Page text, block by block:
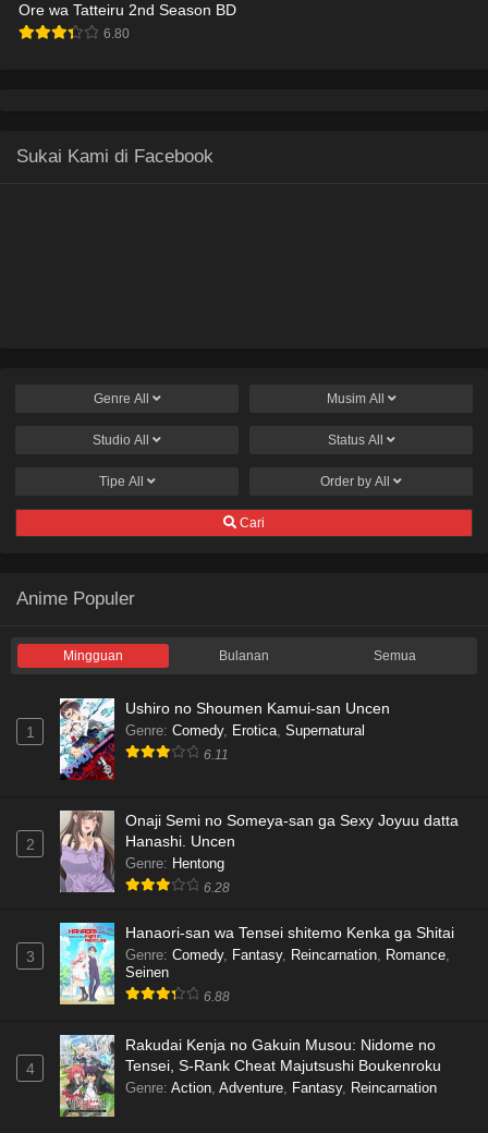
Ore wa Tatteiru 2nd Season BD
6.80
Sukai Kami di Facebook
Genre All Musim All
Studio All Status All
Tipe All Order by All
Cari
Anime Populer
Mingguan Bulanan Semua
1
Ushiro no Shoumen Kamui-san Uncen
Genre: Comedy, Erotica, Supernatural
6.11
2
Onaji Semi no Someya-san ga Sexy Joyuu datta
Hanashi. Uncen
Genre: Hentong
6.28
3
Hanaori-san wa Tensei shitemo Kenka ga Shitai
Genre: Comedy, Fantasy, Reincarnation, Romance,
Seinen
6.88
4
Rakudai Kenja no Gakuin Musou: Nidome no
Tensei, S-Rank Cheat Majutsushi Boukenroku
Genre: Action, Adventure, Fantasy, Reincarnation